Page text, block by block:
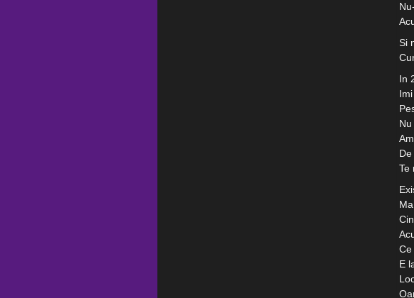
Si
In
Te
Ce
E